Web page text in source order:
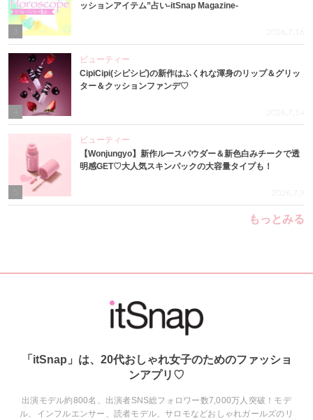
3
ッションアイテム”占い-itSnap Magazine-
2026.7.16
ビューティー
CipiCipi(シピシピ)の新作はふくれな渾身のリップ＆グリッ
ター＆クッションファンデ♡
2026.7.14
ビューティー
【Wonjungyo】新作ルースパウダー＆新色白みチークで透
明感GET♡大人気スキンパックの大容量タイプも！
2026.7.9
もっとみる
「itSnap」は、20代おしゃれ女子のためのファッショ
ンアプリ♡
出演モデル約800名、出演者SNS総フォロワー数7,000万人突破！モデ
ル、インフルエンサー、読者モデル、サロモなどおしゃれガールズのリ